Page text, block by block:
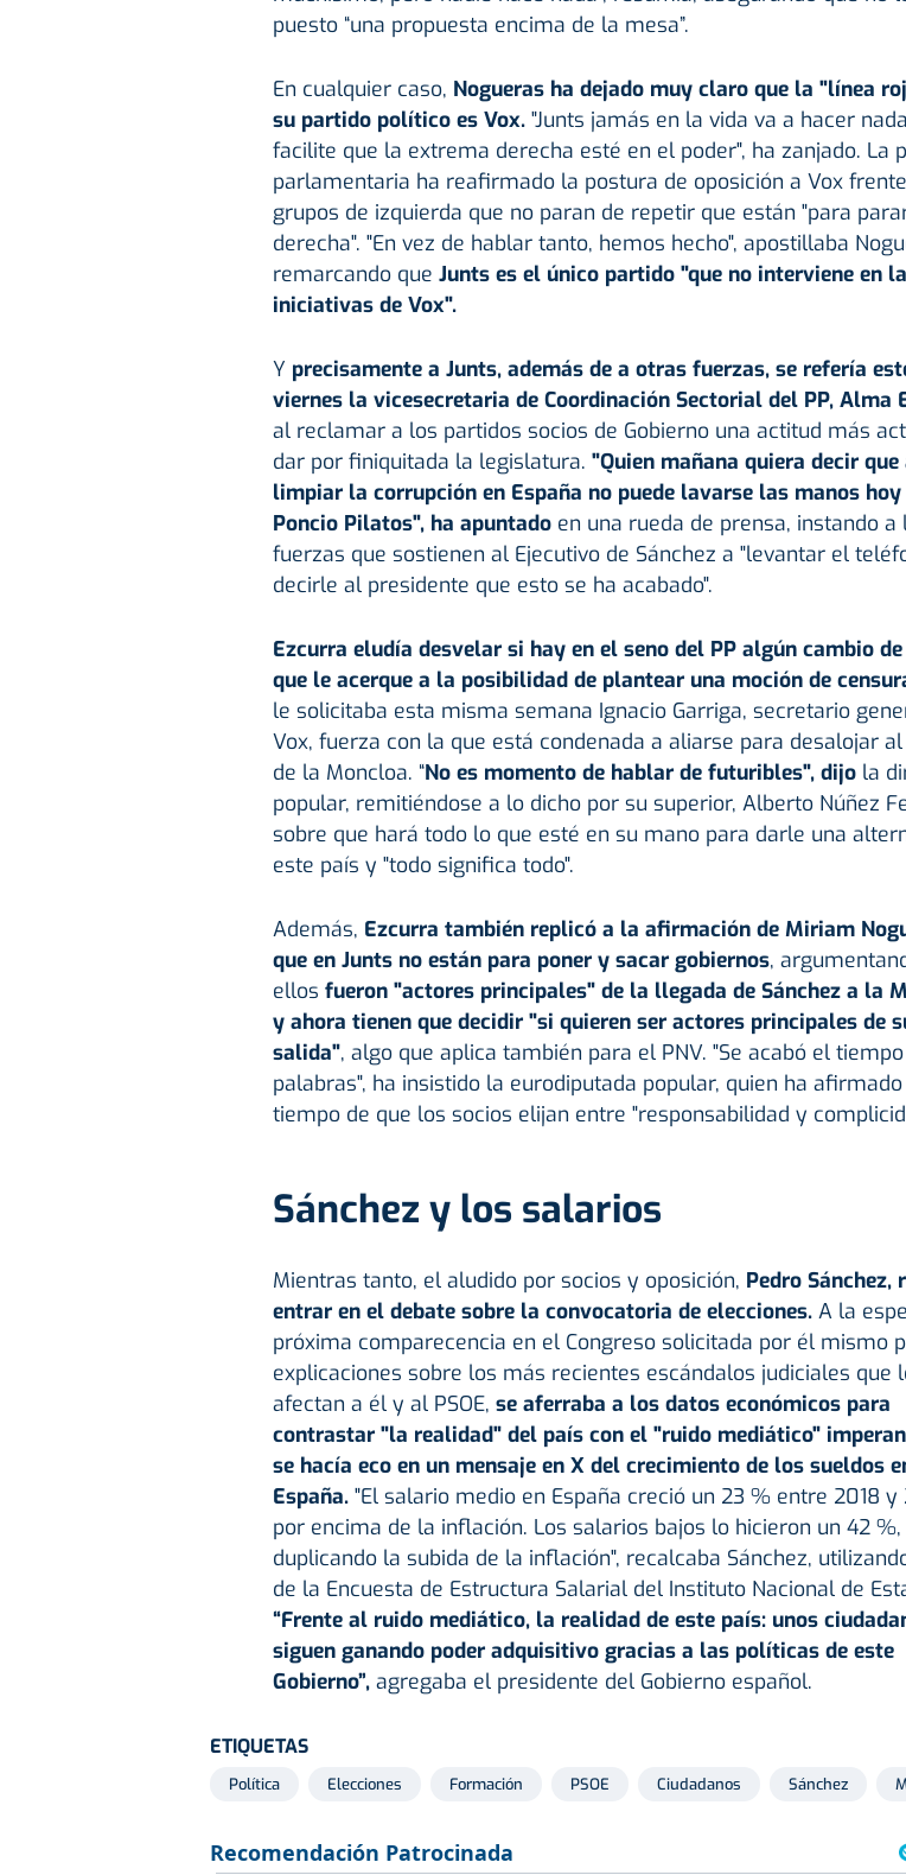
puesto “una propuesta encima de la mesa”.
En cualquier caso, Nogueras ha dejado muy claro que la "línea
su partido político es Vox. "Junts jamás en la vida va a hacer
facilite que la extrema derecha esté en el poder", ha zanjado. La
parlamentaria ha reafirmado la postura de oposición a Vox
grupos de izquierda que no paran de repetir que están "para
derecha". "En vez de hablar tanto, hemos hecho", apostillaba
remarcando que Junts es el único partido "que no interviene en
iniciativas de Vox".
Y precisamente a Junts, además de a otras fuerzas, se refería
viernes la vicesecretaria de Coordinación Sectorial del PP, Alma
al reclamar a los partidos socios de Gobierno una actitud más
dar por finiquitada la legislatura. "Quien mañana quiera decir que
limpiar la corrupción en España no puede lavarse las manos
Poncio Pilatos", ha apuntado en una rueda de prensa, instando a
fuerzas que sostienen al Ejecutivo de Sánchez a "levantar el
decirle al presidente que esto se ha acabado".
Ezcurra eludía desvelar si hay en el seno del PP algún cambio
que le acerque a la posibilidad de plantear una moción de
le solicitaba esta misma semana Ignacio Garriga, secretario
Vox, fuerza con la que está condenada a aliarse para desalojar al
de la Moncloa. “No es momento de hablar de futuribles", dijola
popular, remitiéndose a lo dicho por su superior, Alberto Núñez
sobre que hará todo lo que esté en su mano para darle una
este país y "todo significa todo".
Además, Ezcurra también replicó a la afirmación de Miriam
que en Junts no están para poner y sacar gobiernos,
ellos fueron "actores principales" de la llegada de Sánchez a la
y ahora tienen que decidir "si quieren ser actores principales de
salida", algo que aplica también para el PNV. "Se acabó el
palabras", ha insistido la eurodiputada popular, quien ha
tiempo de que los socios elijan entre "responsabilidad y
Sánchez y los salarios
Mientras tanto, el aludido por socios y oposición, Pedro Sánchez,
entrar en el debate sobre la convocatoria de elecciones. A la
próxima comparecencia en el Congreso solicitada por él mismo
explicaciones sobre los más recientes escándalos judiciales que
afectan a él y al PSOE, se aferraba a los datos económicos para
contrastar "la realidad" del país con el "ruido mediático"
se hacía eco en un mensaje en X del crecimiento de los sueldos
España."El salario medio en España creció un 23 % entre 2018 y
por encima de la inflación. Los salarios bajos lo hicieron un 42 %,
duplicando la subida de la inflación", recalcaba Sánchez,
de la Encuesta de Estructura Salarial del Instituto Nacional de
“Frente al ruido mediático, la realidad de este país: unos
siguen ganando poder adquisitivo gracias a las políticas de este
Gobierno”,agregaba el presidente del Gobierno español.
ETIQUETAS
Política Elecciones Formación PSOE Ciudadanos Sánchez